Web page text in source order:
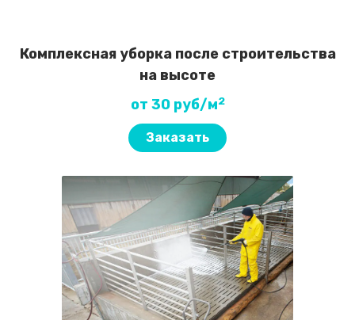
Комплексная уборка после строительства
на высоте
от 30 руб/м2
Заказать